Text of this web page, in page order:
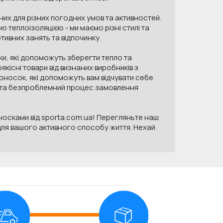
для різних погодних умов та активностей.
- ми маємо різні стилі та
занять та відпочинку.
які допоможуть зберегти тепло та
товари від визнаних виробників з
які допоможуть вам відчувати себе
безпроблемний процес замовлення
від sporta.com.ua! Перегляньте наш
вашого активного способу життя. Нехай